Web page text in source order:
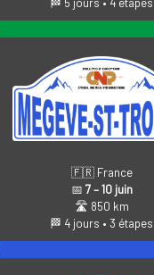
🇫🇷 France
📅 7 – 10 juin
🛣️ 850 km
🏁 4 jours • 3 étapes